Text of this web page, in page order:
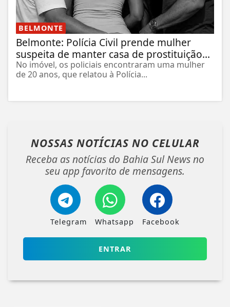
BELMONTE
Belmonte: Polícia Civil prende mulher
suspeita de manter casa de prostituição...
No imóvel, os policiais encontraram uma mulher
de 20 anos, que relatou à Polícia...
NOSSAS NOTÍCIAS NO CELULAR
Receba as notícias do Bahia Sul News no
seu app favorito de mensagens.
Telegram Whatsapp Facebook
ENTRAR